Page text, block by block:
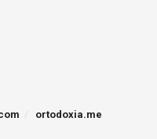
ortodoxia.me